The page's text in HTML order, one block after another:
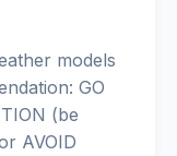
models
GO
(be
AVOID